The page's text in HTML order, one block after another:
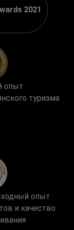
2021
опыт
туризма
опыт
и качество